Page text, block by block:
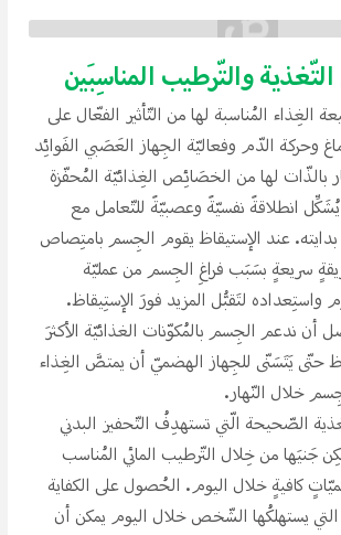
والتّرطيب المناسِبَين
الغِذاء المُناسبة لها من التّأثير الفعّال على
وحركة الدّم وفعاليّة الجِهاز العَصَبي الفَوائِد
بالذّات لها من الخصَائِص الغِذائيّة المُحفّزة
انطلاقةََ نفسيّةََ وعصبيّةََ للتّعامل مع
عند الإستيقاظ يقوم الجِسم بامتِصاص
سريعةِِ بسَبَب فراغِ الجِسم من عمليّة
واستِعداده لتَقبُّل المزيد فورَ الإستِيقاظ.
أن ندعم الجِسم بالمُكوّنات الغذائيّة الأكثرَ
حتّى يَتَسَنّى للجِهاز الهضميّ أن يمتصَّ الغِذاء
خلال النّهار.
الصّحيحة الّتي تستهدِفُ التّحفيز البدني
جَنيَها من خِلال التّرطيب المائي المُناسب
كافيةِِ خلال اليوم. الحُصول على الكفاية
التي يستهلكُها الشّخص خلال اليوم يمكن أن